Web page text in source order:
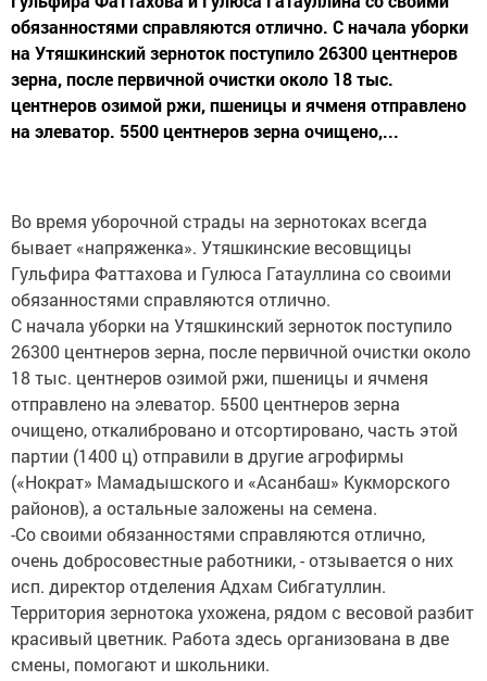
обязанностями справляются отлично. С начала уборки
на Утяшкинский зерноток поступило 26300 центнеров
зерна, после первичной очистки около 18 тыс.
центнеров озимой ржи, пшеницы и ячменя отправлено
на элеватор. 5500 центнеров зерна очищено,...
Во время уборочной страды на зернотоках всегда
бывает «напряженка». Утяшкинские весовщицы
Гульфира Фаттахова и Гулюса Гатауллина со своими
обязанностями справляются отлично.
С начала уборки на Утяшкинский зерноток поступило
26300 центнеров зерна, после первичной очистки около
18 тыс. центнеров озимой ржи, пшеницы и ячменя
отправлено на элеватор. 5500 центнеров зерна
очищено, откалибровано и отсортировано, часть этой
партии (1400 ц) отправили в другие агрофирмы
(«Нократ» Мамадышского и «Асанбаш» Кукморского
районов), а остальные заложены на семена.
-Со своими обязанностями справляются отлично,
очень добросовестные работники, - отзывается о них
исп. директор отделения Адхам Сибгатуллин.
Территория зернотока ухожена, рядом с весовой разбит
красивый цветник. Работа здесь организована в две
смены, помогают и школьники.